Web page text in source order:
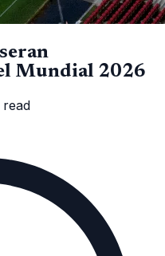
Mundial 2026
read